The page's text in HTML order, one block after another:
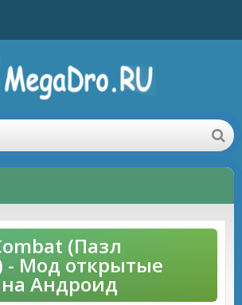
(Пазл
- Мод открытые
Андроид